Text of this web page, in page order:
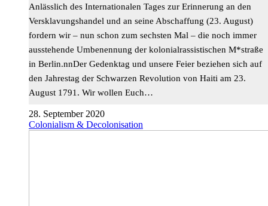
Anlässlich des Internationalen Tages zur Erinnerung an den
Versklavungshandel und an seine Abschaffung (23. August)
fordern wir – nun schon zum sechsten Mal – die noch immer
ausstehende Umbenennung der kolonialrassistischen M*straße
in Berlin.nnDer Gedenktag und unsere Feier beziehen sich auf
den Jahrestag der Schwarzen Revolution von Haiti am 23.
August 1791. Wir wollen Euch…
28. September 2020
Colonialism & Decolonisation